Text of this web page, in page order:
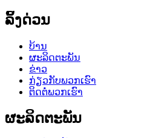
ລິ້ງດ່ວນ
ບ້ານ
ຜະລິດຕະພັນ
ຂ່າວ
ກ່ຽວກັບພວກເຮົາ
ຕິດຕໍ່ພວກເຮົາ
ຜະລິດຕະພັນ